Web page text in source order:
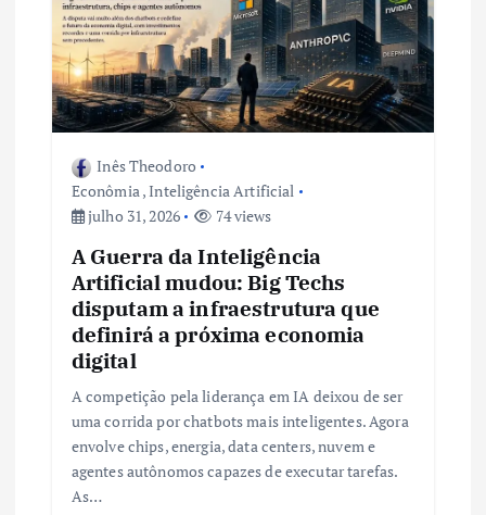
P
o
s
Inês Theodoro
Econômia,Inteligência Artificial
julho 31, 2026
74 views
A Guerra da Inteligência
Artificial mudou: Big Techs
disputam a infraestrutura que
definirá a próxima economia
digital
A competição pela liderança em IA deixou de ser
uma corrida por chatbots mais inteligentes. Agora
envolve chips, energia, data centers, nuvem e
agentes autônomos capazes de executar tarefas.
As…